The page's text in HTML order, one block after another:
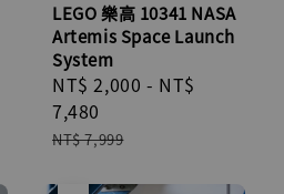
LEGO 樂高 10341 NASA
Artemis Space Launch
System
Sale
price
NT$ 2,000 - NT$
7,480
Regular
NT$ 7,999